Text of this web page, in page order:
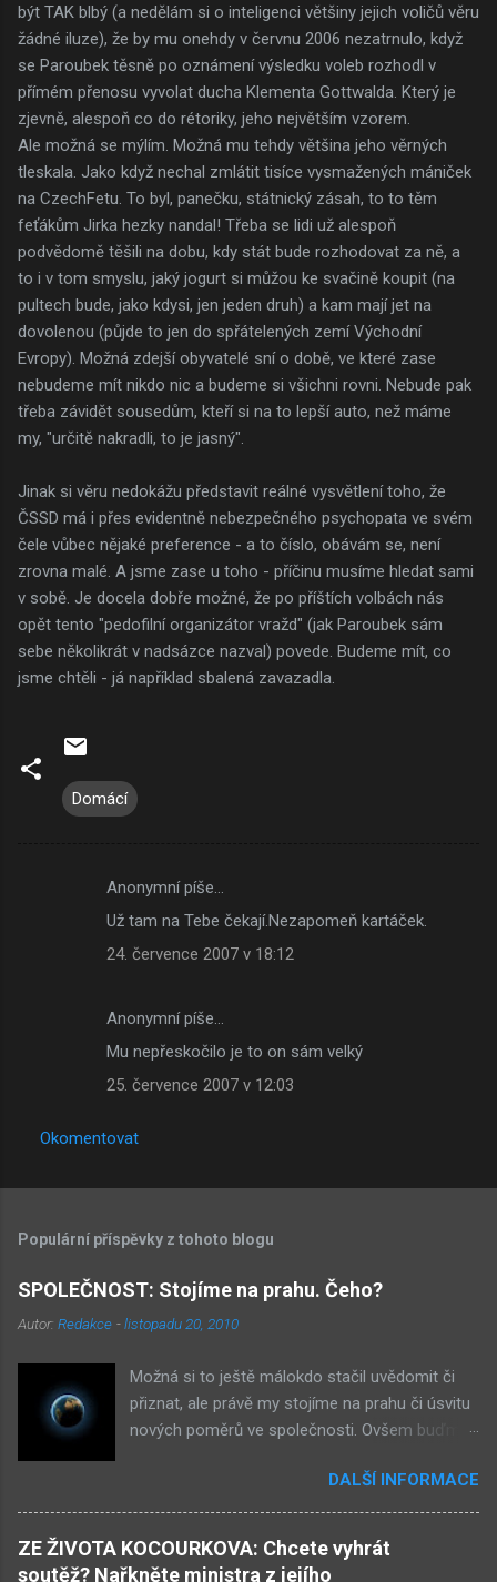
být TAK blbý (a nedělám si o inteligenci většiny jejich voličů věru
žádné iluze), že by mu onehdy v červnu 2006 nezatrnulo, když
se Paroubek těsně po oznámení výsledku voleb rozhodl v
přímém přenosu vyvolat ducha Klementa Gottwalda. Který je
zjevně, alespoň co do rétoriky, jeho největším vzorem.
Ale možná se mýlím. Možná mu tehdy většina jeho věrných
tleskala. Jako když nechal zmlátit tisíce vysmažených mániček
na CzechFetu. To byl, panečku, státnický zásah, to to těm
feťákům Jirka hezky nandal! Třeba se lidi už alespoň
podvědomě těšili na dobu, kdy stát bude rozhodovat za ně, a
to i v tom smyslu, jaký jogurt si můžou ke svačině koupit (na
pultech bude, jako kdysi, jen jeden druh) a kam mají jet na
dovolenou (půjde to jen do spřátelených zemí Východní
Evropy). Možná zdejší obyvatelé sní o době, ve které zase
nebudeme mít nikdo nic a budeme si všichni rovni. Nebude pak
třeba závidět sousedům, kteří si na to lepší auto, než máme
my, "určitě nakradli, to je jasný".
Jinak si věru nedokážu představit reálné vysvětlení toho, že
ČSSD má i přes evidentně nebezpečného psychopata ve svém
čele vůbec nějaké preference - a to číslo, obávám se, není
zrovna malé. A jsme zase u toho - příčinu musíme hledat sami
v sobě. Je docela dobře možné, že po příštích volbách nás
opět tento "pedofilní organizátor vražd" (jak Paroubek sám
sebe několikrát v nadsázce nazval) povede. Budeme mít, co
jsme chtěli - já například sbalená zavazadla.
Domácí
e
Anonymní píše…
Už tam na Tebe čekají.Nezapomeň kartáček.
24. července 2007 v 18:12
Anonymní píše…
Mu nepřeskočilo je to on sám velký
25. července 2007 v 12:03
Okomentovat
Populární příspěvky z tohoto blogu
SPOLEČNOST: Stojíme na prahu. Čeho?
Autor: Redakce -listopadu 20, 2010
Možná si to ještě málokdo stačil uvědomit či
přiznat, ale právě my stojíme na prahu či úsvitu
nových poměrů ve společnosti. Ovšem buďme
Novými poměry ve společnosti myslím
přiklonění se s některé z nám již historicky
známých situací. Přiznejme si to otevřeně – je
to buď nová forma demokracie, anebo
DALŠÍ INFORMACE
ZE ŽIVOTA KOCOURKOVA: Chcete vyhrát
soutěž? Nařkněte ministra z jejího